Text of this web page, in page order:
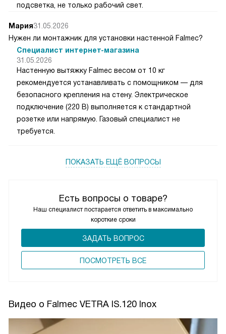
Есть вопросы о товаре?
Наш специалист постарается ответить в максимально
короткие сроки
ЗАДАТЬ ВОПРОС
ПОCМОТРЕТЬ ВСЕ
подсветка, не только рабочий свет.
Мария31.05.2026
Нужен ли монтажник для установки настенной Falmec?
Специалист интернет-магазина
31.05.2026
Настенную вытяжку Falmec весом от 10 кг
рекомендуется устанавливать с помощником — для
безопасного крепления на стену. Электрическое
подключение (220 В) выполняется к стандартной
розетке или напрямую. Газовый специалист не
требуется.
ПОКАЗАТЬ ЕЩЁ ВОПРОСЫ
Видео о Falmec VETRA IS.120 Inox